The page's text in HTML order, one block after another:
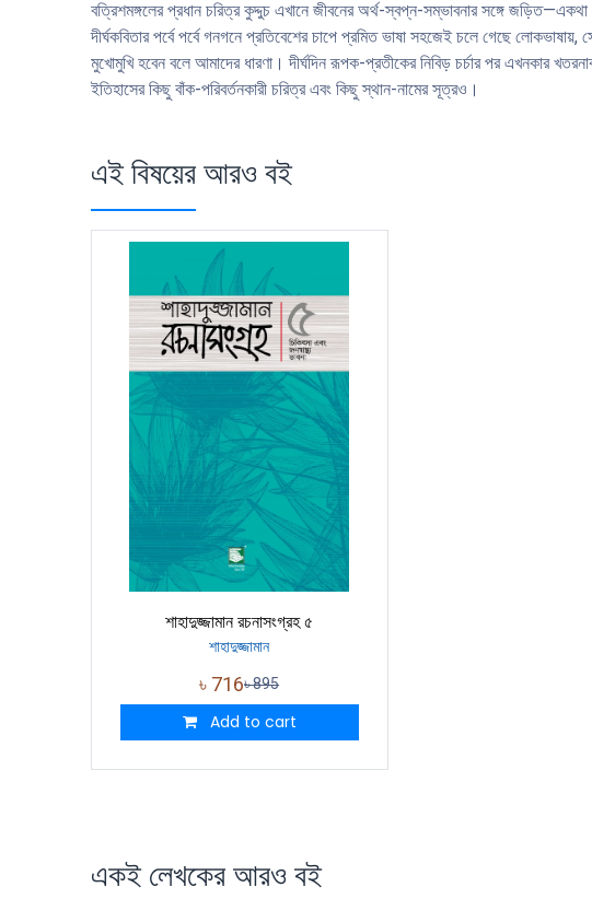
বত্রিশমঙ্গলের প্রধান চরিত্র কুদ্দুচ এখানে জীবনের অর্থ-স্বপ্ন-সম্ভাবনার সঙ্গে
দীর্ঘকবিতার পর্বে পর্বে গনগনে প্রতিবেশের চাপে প্রমিত ভাষা সহজেই চলে গেছে
মুখোমুখি হবেন বলে আমাদের ধারণা। দীর্ঘদিন রূপক-প্রতীকের নিবিড় চর্চার পর এখনকার
ইতিহাসের কিছু বাঁক-পরিবর্তনকারী চরিত্র এবং কিছু স্থান-নামের সূত্রও।
এই বিষয়ের আরও বই
শাহাদুজ্জামান রচনাসংগ্রহ ৫
শাহাদুজ্জামান
৳ 716৳895
Add to cart
একই লেখকের আরও বই